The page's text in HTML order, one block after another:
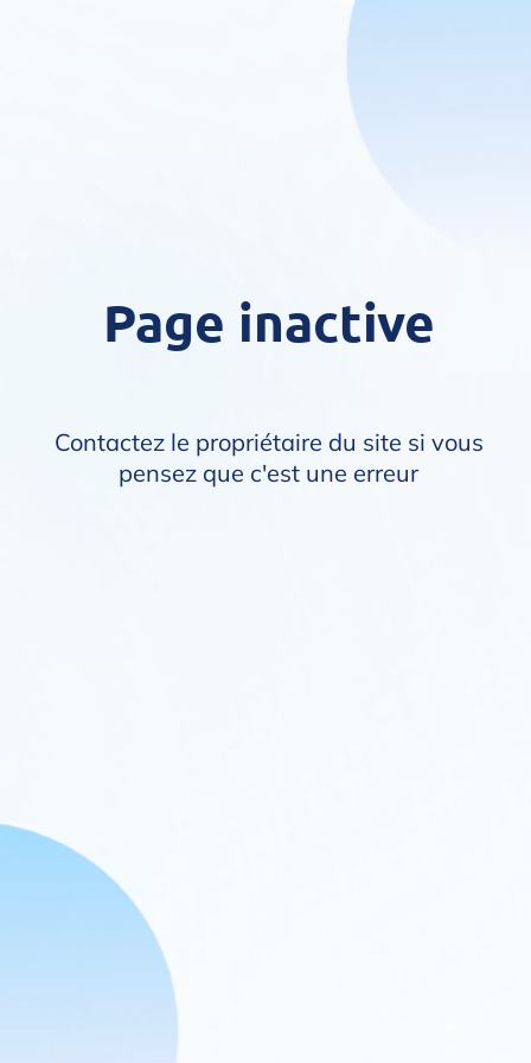
Page inactive
Contactez le propriétaire du site si vous
pensez que c'est une erreur